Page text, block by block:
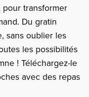
pour transformer
Du gratin
sans oublier les
les possibilités
! Téléchargez-le
avec des repas